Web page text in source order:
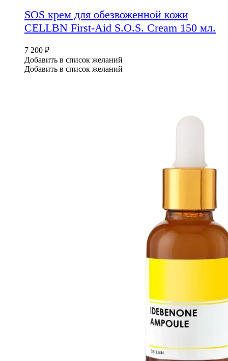
SOS крем для обезвоженной кожи
CELLBN First-Aid S.O.S. Cream 150 мл.
7 200 ₽
Добавить в список желаний
Добавить в список желаний